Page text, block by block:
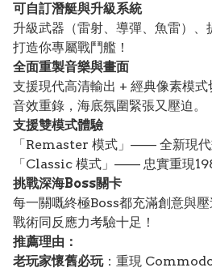
可自訂潛艇與升級系統
升級武器（雷射、導彈、魚雷）、
打造你專屬戰鬥艦！
全面重製音樂與畫面
支援現代高清輸出 + 經典像素模式
音效重錄，海底氛圍緊張又壓迫。
支援雙模式體驗
「Remaster 模式」—— 全新現
「Classic 模式」—— 忠實重現
挑戰深海Boss關卡
每一關嘅終極Boss都充滿創意與壓
戰術同反應力考驗十足！
推薦理由：
老玩家懷舊必玩：重現